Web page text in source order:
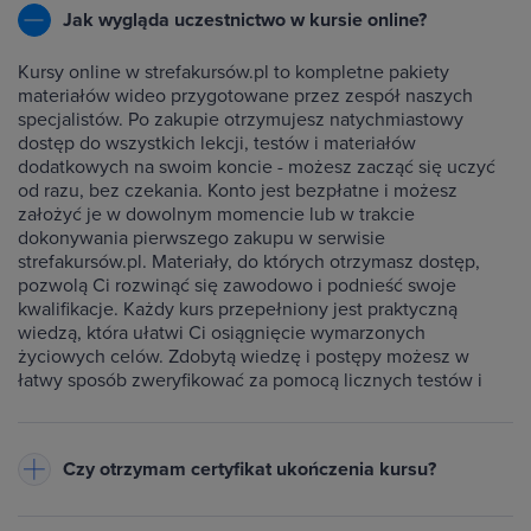
Jak wygląda uczestnictwo w kursie online?
Kursy online w strefakursów.pl to kompletne pakiety
materiałów wideo przygotowane przez zespół naszych
specjalistów. Po zakupie otrzymujesz natychmiastowy
dostęp do wszystkich lekcji, testów i materiałów
dodatkowych na swoim koncie - możesz zacząć się uczyć
od razu, bez czekania. Konto jest bezpłatne i możesz
założyć je w dowolnym momencie lub w trakcie
dokonywania pierwszego zakupu w serwisie
strefakursów.pl. Materiały, do których otrzymasz dostęp,
pozwolą Ci rozwinąć się zawodowo i podnieść swoje
kwalifikacje. Każdy kurs przepełniony jest praktyczną
wiedzą, która ułatwi Ci osiągnięcie wymarzonych
życiowych celów. Zdobytą wiedzę i postępy możesz w
łatwy sposób zweryfikować za pomocą licznych testów i
Czy otrzymam certyfikat ukończenia kursu?